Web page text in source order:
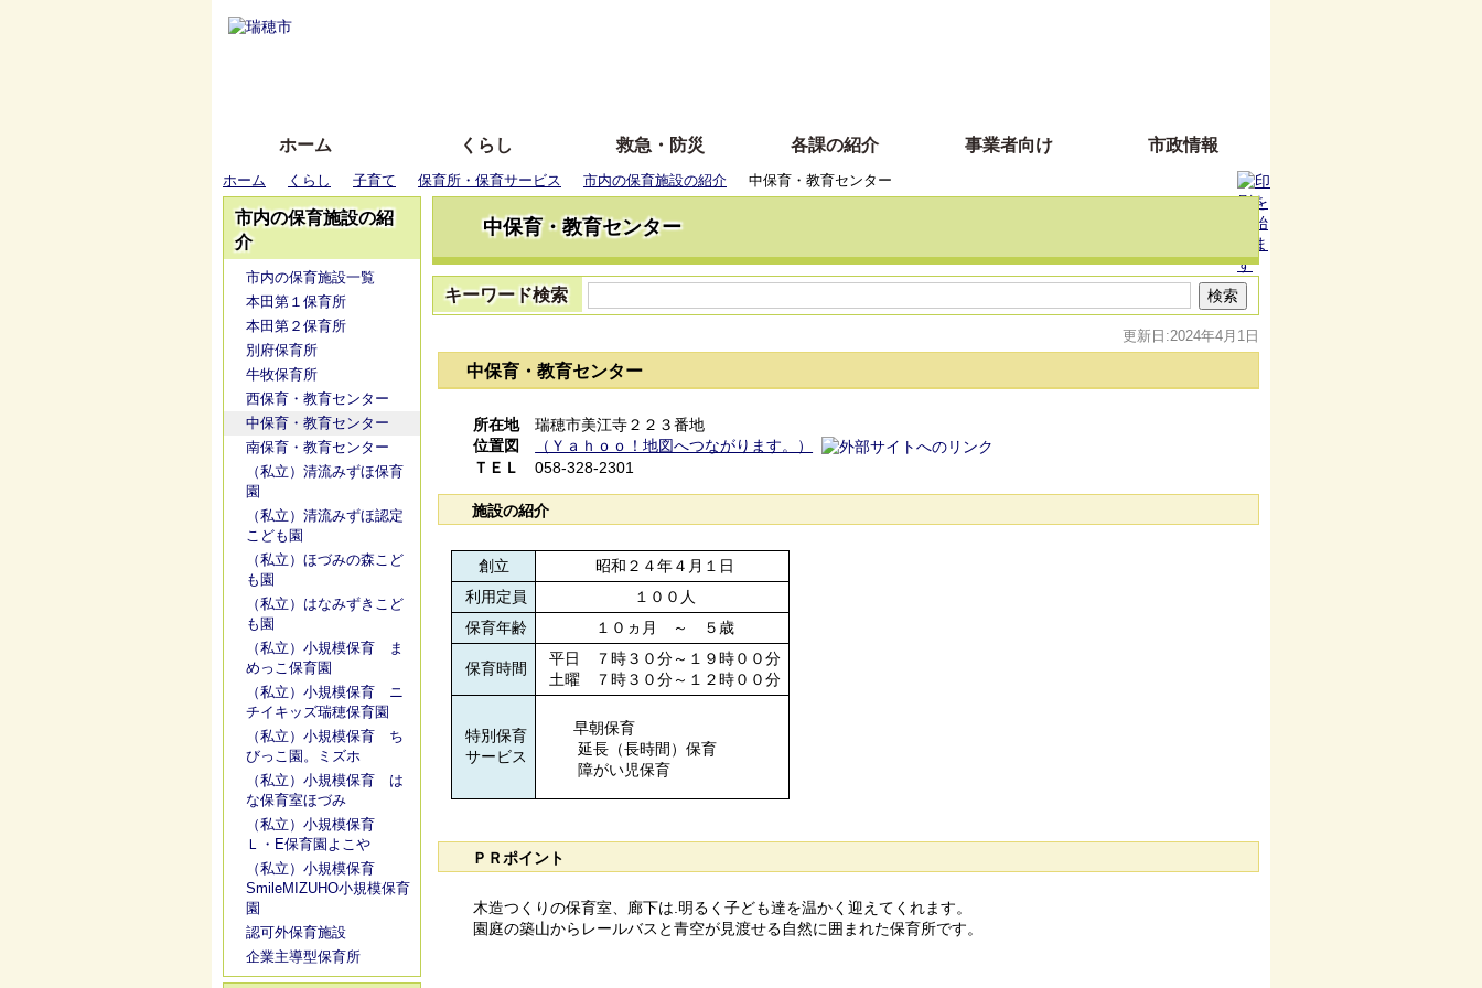
ホーム くらし 救急・防災 各課の紹介 事業者向け 市政情報
ホーム くらし 子育て 保育所・保育サービス 市内の保育施設の紹介 中保育・教育センター
市内の保育施設の紹
介
市内の保育施設一覧
本田第１保育所
本田第２保育所
別府保育所
牛牧保育所
西保育・教育センター
中保育・教育センター
南保育・教育センター
（私立）清流みずほ保育
園
（私立）清流みずほ認定
こども園
（私立）ほづみの森こど
も園
（私立）はなみずきこど
も園
（私立）小規模保育 ま
めっこ保育園
（私立）小規模保育 ニ
チイキッズ瑞穂保育園
（私立）小規模保育 ち
びっこ園。ミズホ
（私立）小規模保育 は
な保育室ほづみ
（私立）小規模保育
Ｌ・E保育園よこや
（私立）小規模保育
SmileMIZUHO小規模保育
園
認可外保育施設
企業主導型保育所
中保育・教育センター
キーワード検索
更新日:2024年4月1日
中保育・教育センター
所在地瑞穂市美江寺２２３番地
位置図
（Ｙａｈｏｏ！地図へつながります。）
ＴＥＬ
058-328-2301
施設の紹介
創立
昭和２４年４月１日
利用定員
１００人
保育年齢
１０ヵ月 ～ ５歳
保育時間
平日 ７時３０分～１９時００分
土曜 ７時３０分～１２時００分
特別保育
サービス
早朝保育
延長（長時間）保育
障がい児保育
ＰＲポイント
木造つくりの保育室、廊下は.明るく子ども達を温かく迎えてくれます。
園庭の築山からレールバスと青空が見渡せる自然に囲まれた保育所です。